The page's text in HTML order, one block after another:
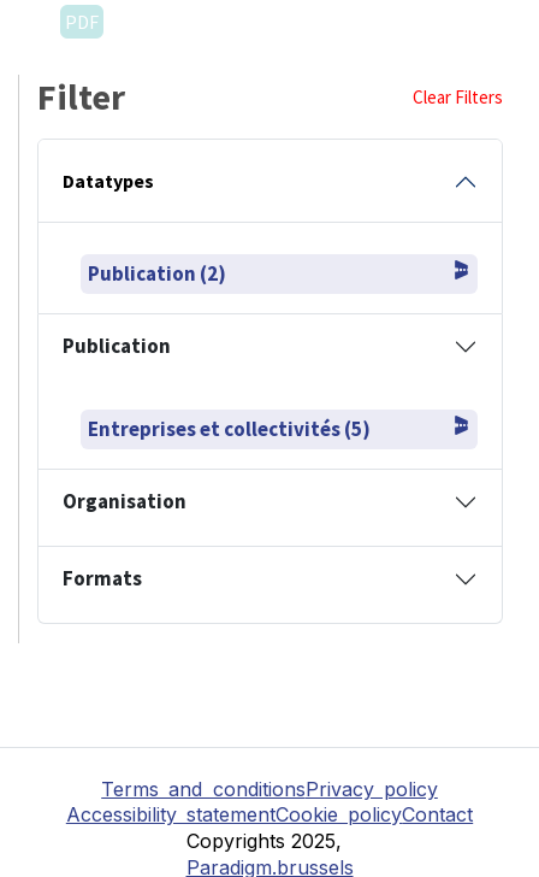
PDF
Filter Clear Filters
Datatypes
Publication (2)
Publication
Entreprises et collectivités (5)
Organisation
Formats
Terms and conditionsPrivacy policy
Accessibility statementCookie policyContact
Copyrights 2025,
Paradigm.brussels